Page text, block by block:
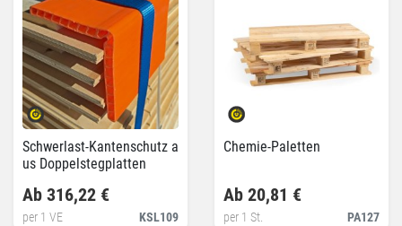
Schwerlast-Kantenschutz a
us Doppelstegplatten
KSL109
Ab 316,22 €
per 1 VE
Chemie-Paletten
PA127
Ab 20,81 €
per 1 St.